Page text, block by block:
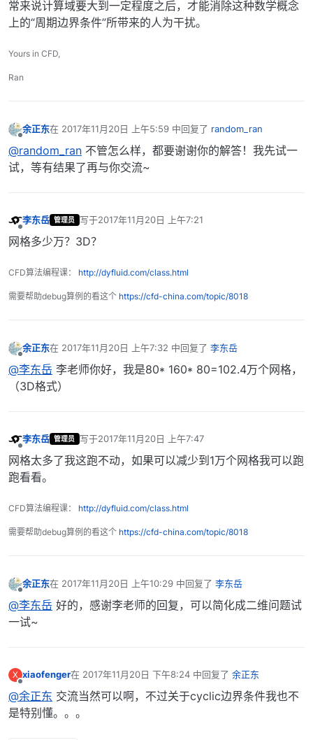
常来说计算域要大到一定程度之后，才能消除这种数学概念
上的“周期边界条件”所带来的人为干扰。
Yours in CFD,
Ran
余正东在 2017年11月20日 上午5:59 中回复了 random_ran
最后由 编辑
@random_ran 不管怎么样，都要谢谢你的解答！我先试一
试，等有结果了再与你交流~
李东岳 管理员 写于2017年11月20日 上午7:21
最后由 编辑
网格多少万？3D？
CFD算法编程课： http://dyfluid.com/class.html
需要帮助debug算例的看这个 https://cfd-china.com/topic/8018
余正东在 2017年11月20日 上午7:32 中回复了 李东岳
最后由 编辑
@李东岳 李老师你好，我是80* 160* 80=102.4万个网格，
（3D格式）
李东岳 管理员 写于2017年11月20日 上午7:47
最后由 编辑
网格太多了我这跑不动，如果可以减少到1万个网格我可以跑
跑看看。
CFD算法编程课： http://dyfluid.com/class.html
需要帮助debug算例的看这个 https://cfd-china.com/topic/8018
余正东在 2017年11月20日 上午10:29 中回复了 李东岳
最后由 编辑
@李东岳 好的，感谢李老师的回复，可以简化成二维问题试
一试~
X
离线
xiaofenger在 2017年11月20日 下午8:24 中回复了 余正东
最后由 编辑
@余正东 交流当然可以啊，不过关于cyclic边界条件我也不
是特别懂。。。